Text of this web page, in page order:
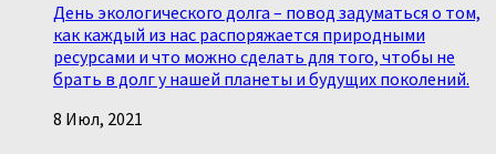
День экологического долга – повод задуматься о том,
как каждый из нас распоряжается природными
ресурсами и что можно сделать для того, чтобы не
брать в долг у нашей планеты и будущих поколений.
8 Июл, 2021